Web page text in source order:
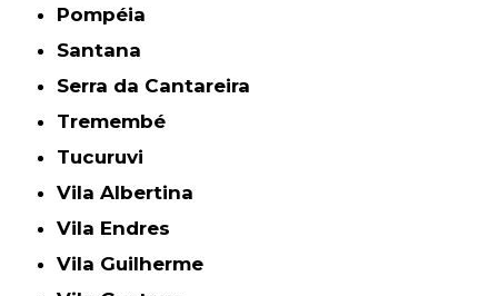
Pompéia
Santana
Serra da Cantareira
Tremembé
Tucuruvi
Vila Albertina
Vila Endres
Vila Guilherme